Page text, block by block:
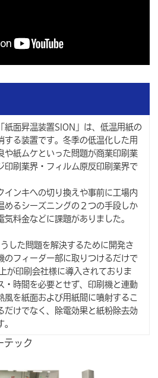
紙面昇温装置SION」は、低温用紙の
する装置です。冬季の低温化した用
や紙ムケといった問題が商業印刷業
印刷業界・フィルム原反印刷業界で
インキへの切り換えや事前に工場内
めるシーズニングの２つの手段しか
料金などに課題がありました。
した問題を解決するために開発さ
のフィーダー部に取りつけるだけで
が印刷会社様に導入されておりま
・時間を必要とせず、印刷機と連動
風を紙面および用紙間に噴射するこ
だけでなく、除電効果と紙粉除去効
テック